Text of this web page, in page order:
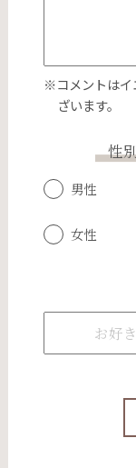
※コメントはイ
ざいます。
性
男性
女性